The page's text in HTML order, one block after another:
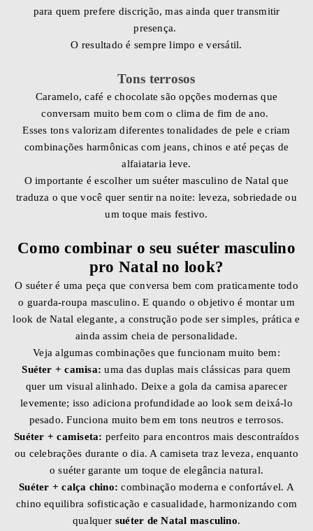
para quem prefere discrição, mas ainda quer transmitir
presença.
O resultado é sempre limpo e versátil.
Tons terrosos
Caramelo, café e chocolate são opções modernas que
conversam muito bem com o clima de fim de ano.
Esses tons valorizam diferentes tonalidades de pele e criam
combinações harmônicas com jeans, chinos e até peças de
alfaiataria leve.
O importante é escolher um suéter masculino de Natal que
traduza o que você quer sentir na noite: leveza, sobriedade ou
um toque mais festivo.
Como combinar o seu suéter masculino
pro Natal no look?
O suéter é uma peça que conversa bem com praticamente todo
o guarda-roupa masculino. E quando o objetivo é montar um
look de Natal elegante, a construção pode ser simples, prática e
ainda assim cheia de personalidade.
Veja algumas combinações que funcionam muito bem:
Suéter + camisa: uma das duplas mais clássicas para quem
quer um visual alinhado. Deixe a gola da camisa aparecer
levemente; isso adiciona profundidade ao look sem deixá-lo
pesado. Funciona muito bem em tons neutros e terrosos.
Suéter + camiseta: perfeito para encontros mais descontraídos
ou celebrações durante o dia. A camiseta traz leveza, enquanto
o suéter garante um toque de elegância natural.
Suéter + calça chino: combinação moderna e confortável. A
chino equilibra sofisticação e casualidade, harmonizando com
qualquer suéter de Natal masculino.